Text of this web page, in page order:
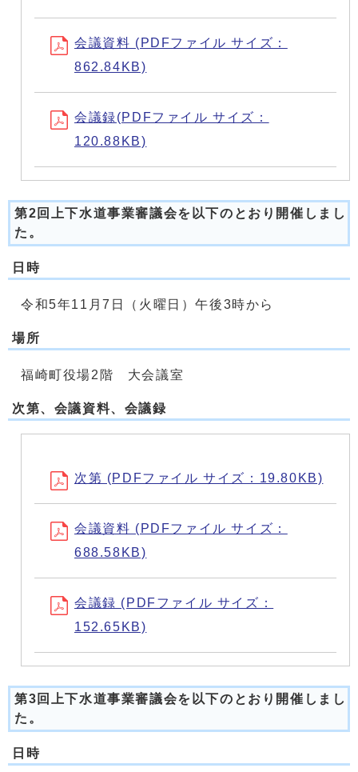
会議資料 (PDFファイル サイズ：
862.84KB)
会議録(PDFファイル サイズ：
120.88KB)
第2回上下水道事業審議会を以下のとおり開催しまし
た。
日時
令和5年11月7日（火曜日）午後3時から
場所
福崎町役場2階 大会議室
次第、会議資料、会議録
次第 (PDFファイル サイズ：19.80KB)
会議資料 (PDFファイル サイズ：
688.58KB)
会議録 (PDFファイル サイズ：
152.65KB)
第3回上下水道事業審議会を以下のとおり開催しまし
た。
日時